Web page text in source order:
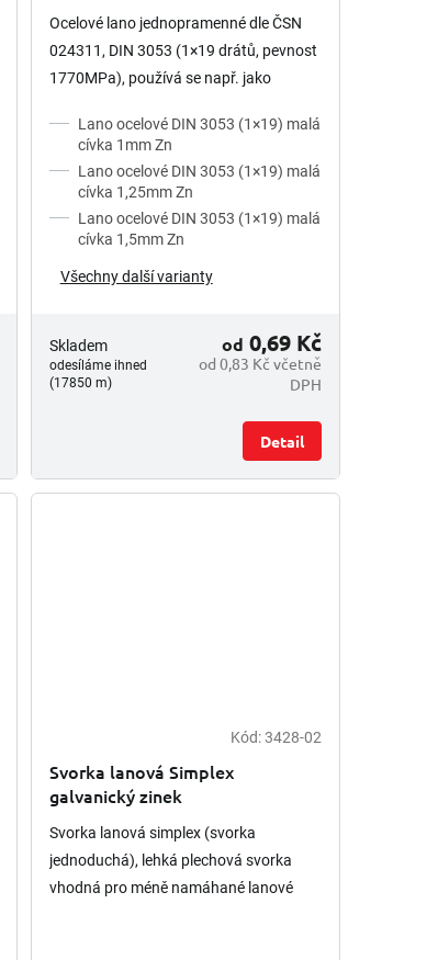
Ocelové lano jednopramenné dle ČSN
024311, DIN 3053 (1×19 drátů, pevnost
1770MPa), používá se např. jako
břemena v provozech a halách,...
Lano ocelové DIN 3053 (1×19) malá
cívka 1mm Zn
Lano ocelové DIN 3053 (1×19) malá
cívka 1,25mm Zn
Lano ocelové DIN 3053 (1×19) malá
cívka 1,5mm Zn
Všechny další varianty
Skladem
odesíláme ihned
(17850 m)
od 0,83 Kč včetně
DPH
od 0,69 Kč
Detail
Kód:3428-02
Svorka lanová Simplex
galvanický zinek
Svorka lanová simplex (svorka
jednoduchá), lehká plechová svorka
vhodná pro méně namáhané lanové